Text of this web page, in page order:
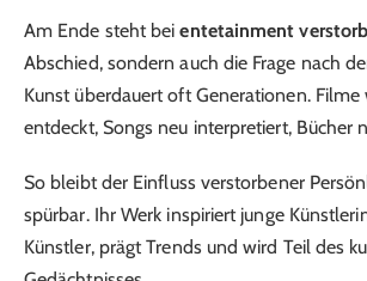
Am Ende steht beientetainment
Abschied, sondern auch die Frage nach
Kunst überdauert oft Generationen. Filme
entdeckt, Songs neu interpretiert, Bücher
So bleibt der Einfluss verstorbener
spürbar. Ihr Werk inspiriert junge
Künstler, prägt Trends und wird Teil des